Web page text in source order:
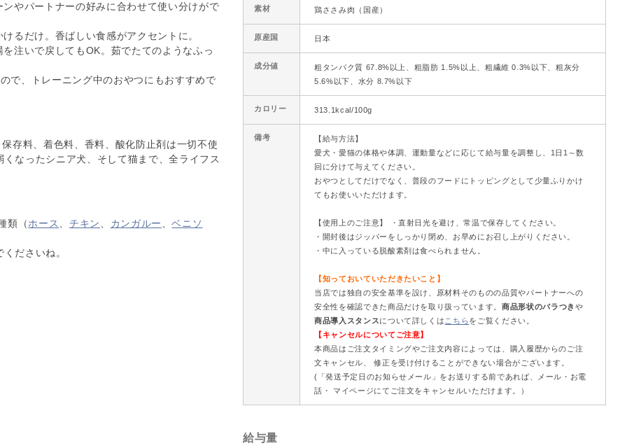
やパートナーの好みに合わせて使い分けがで
るだけ。香ばしい食感がアクセントに。
注いで戻してもOK。茹でたてのようなふっ
で、トレーニング中のおやつにもおすすめで
存料、着色料、香料、酸化防止剤は一切不使
なったシニア犬、そして猫まで、全ライフス
類（ホース チキン カンガルー 、ベニソ
ださいね。
素材 鶏ささみ肉（国産）
原産国 日本
成分値
粗タンパク質 67.8%以上、粗脂肪 1.5%以上、粗繊維 0.3%以下、粗灰分
5.6%以下、水分 8.7%以下
カロリー 313.1kcal/100g
備考
【給与方法】
愛犬・愛猫の体格や体調、運動量などに応じて給与量を調整し、1日1～数
回に分けて与えてください。
おやつとしてだけでなく、普段のフードにトッピングとして少量ふりかけ
てもお使いいただけます。
【使用上のご注意】 ・直射日光を避け、常温で保存してください。
・開封後はジッパーをしっかり閉め、お早めにお召し上がりください。
・中に入っている脱酸素剤は食べられません。
【知っておいていただきたいこと】
当店では独自の安全基準を設け、原材料そのものの品質やパートナーへの
安全性を確認できた商品だけを取り扱っています。 商品形状のバラつき や
商品導入スタンスについて詳しくは こちらをご覧ください。
【キャンセルについてご注意】
本商品はご注文タイミングやご注文内容によっては、購入履歴からのご注
文キャンセル、 修正を受け付けることができない場合がございます。
(「発送予定日のお知らせメール」をお送りする前であれば、メール・お電
話・ マイページにてご注文をキャンセルいただけます。）
給与量